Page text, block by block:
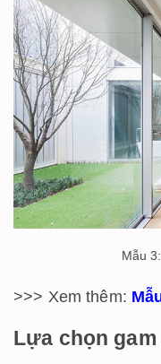
Mẫu
>>> Xem thêm:
Lựa chọn